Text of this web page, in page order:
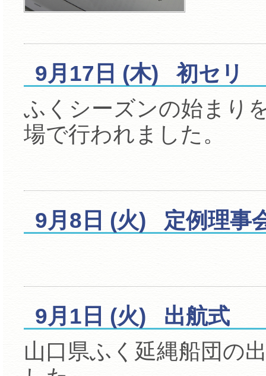
9月17日 (木) 初セリ
ふくシーズンの始まり
場で行われました。
9月8日 (火) 定例理事
9月1日 (火) 出航式
山口県ふく延縄船団の